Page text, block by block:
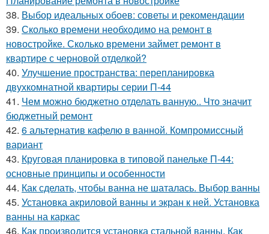
38. Выбор идеальных обоев: советы и рекомендации
39. Сколько времени необходимо на ремонт в
новостройке. Сколько времени займет ремонт в
квартире с черновой отделкой?
40. Улучшение пространства: перепланировка
двухкомнатной квартиры серии П-44
41. Чем можно бюджетно отделать ванную.. Что значит
бюджетный ремонт
42. 6 альтернатив кафелю в ванной. Компромиссный
вариант
43. Круговая планировка в типовой панельке П-44:
основные принципы и особенности
44. Как сделать, чтобы ванна не шаталась. Выбор ванны
45. Установка акриловой ванны и экран к ней. Установка
ванны на каркас
46. Как производится установка стальной ванны. Как